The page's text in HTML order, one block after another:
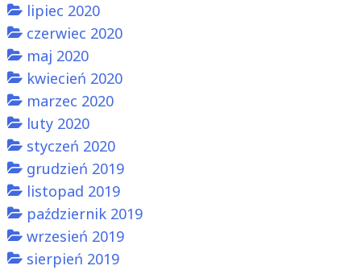
lipiec 2020
czerwiec 2020
maj 2020
kwiecień 2020
marzec 2020
luty 2020
styczeń 2020
grudzień 2019
listopad 2019
październik 2019
wrzesień 2019
sierpień 2019